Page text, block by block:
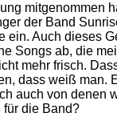
mitgenommen
der Band
ein. Auch dieses
Songs ab, die
mehr frisch.
dass weiß man.
auch von denen
für die Band?